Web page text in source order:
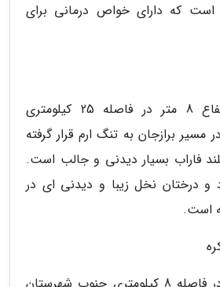
که دارای خواص درمانی برای
آبشار فاریاب با ارتفاع 8 متر در فاصله 25 کیلومتری
مسیر برازجان به تنگ ارم قرار گرفته
فاراب بسیار دیدنی و جالب است.
و درختان نخل زیبا و دیدنی ای در
است.